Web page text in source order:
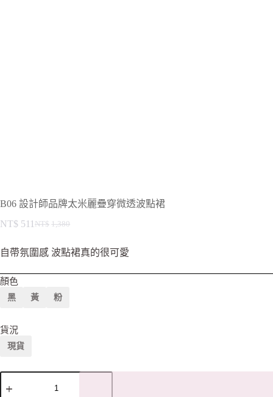
B06 設計師品牌太米麗疊穿微透波點裙
NT$ 1,380
NT$ 511
自帶氛圍感 波點裙真的很可愛
顏色
黑 黃 粉
貨況
現貨